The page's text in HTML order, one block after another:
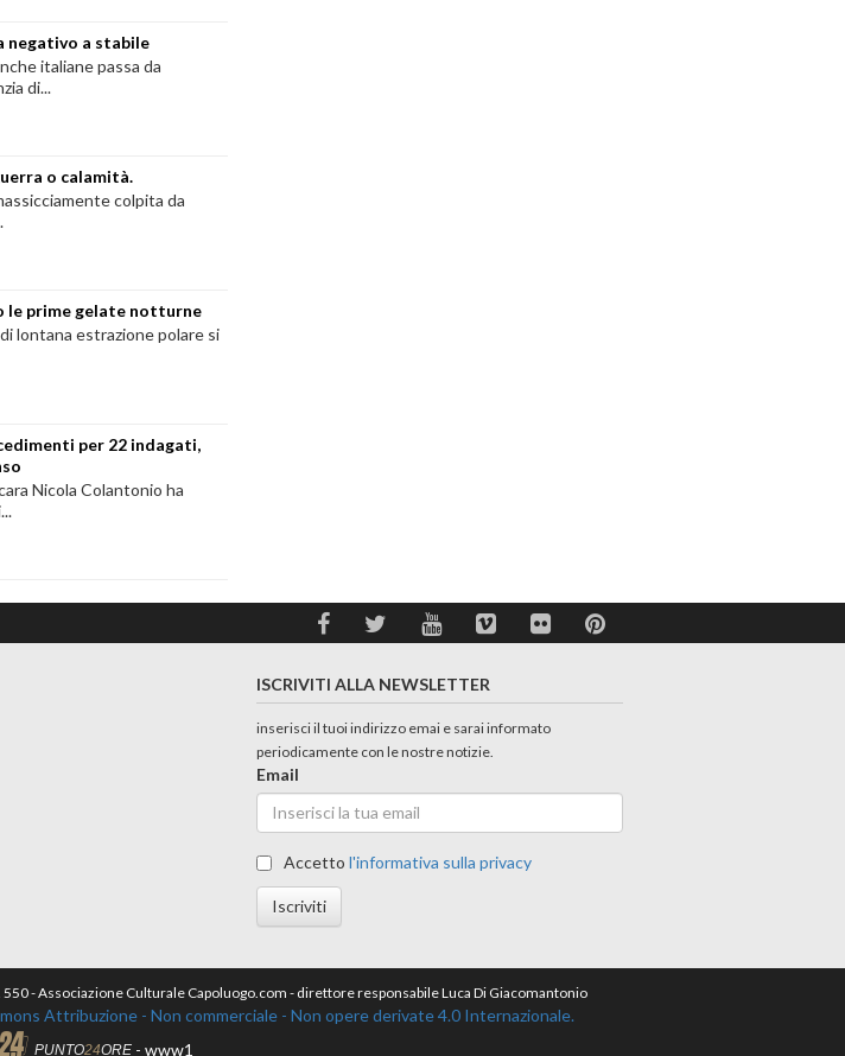
negativo a stabile
italiane passa da
di...
o calamità.
colpita da
le prime gelate notturne
lontana estrazione polare si
per 22 indagati,
Nicola Colantonio ha
ISCRIVITI ALLA NEWSLETTER
inserisci il tuoi indirizzo emai e sarai informato
periodicamente con le nostre notizie.
Email
Accettol'informativa sulla privacy
Iscriviti
- Associazione Culturale Capoluogo.com - direttore responsabile Luca Di Giacomantonio
Attribuzione - Non commerciale - Non opere derivate 4.0 Internazionale.
PUNTO24ORE- www1